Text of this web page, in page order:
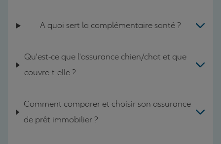
A quoi sert la complémentaire santé ?
Qu'est-ce que l'assurance chien/chat et que
couvre-t-elle ?
Comment comparer et choisir son assurance
de prêt immobilier ?